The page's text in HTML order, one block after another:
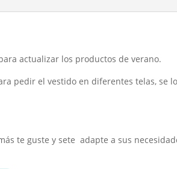
actualizar los productos de verano.
pedir el vestido en diferentes telas, se
te guste y sete adapte a sus